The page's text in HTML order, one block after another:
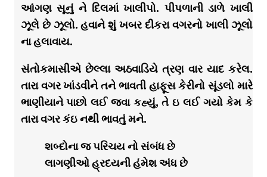
આંગણ સૂનું ને દિલમાં ખાલીપો. પીપળાની ડાળે ખાલી
ઝૂલે છે ઝૂલો. હવાને શું ખબર દીકરા વગરનો ખાલી ઝૂલો
ના હલાવાય.
સંતોકમાસીએ છેલ્લા અઠવાડિયે ત્રણ વાર યાદ કરેલ.
તારા વગર ખાંડવીને તને ભાવતી હાફૂસ કેરીનો સૂંડલો મારે
ભાણીયાને પાછો લઈ જવા કહ્યું, તે ઇ લઈ ગયો કેમ કે
તારા વગર કંઇ નથી ભાવતું મને.
શબ્દોના જ પરિચય નો સંબંધ છે
લાગણીઓ હ્રદયની હંમેશ અંધ છે